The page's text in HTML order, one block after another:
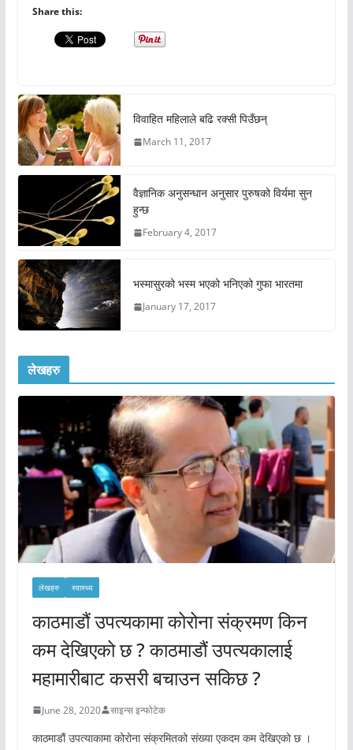
Share this:
विवाहित महिलाले बढि रक्सी पिउँछन्
March 11, 2017
वैज्ञानिक अनुसन्धान अनुसार पुरुषको विर्यमा सुन
हुन्छ
February 4, 2017
भस्मासुरको भस्म भएको भनिएको गुफा भारतमा
January 17, 2017
लेखहरु
लेखहरु स्वास्थ्य
काठमाडौं उपत्यकामा कोरोना संक्रमण किन
कम देखिएको छ ? काठमाडौं उपत्यकालाई
महामारीबाट कसरी बचाउन सकिछ ?
June 28, 2020 साइन्स इन्फोटेक
काठमाडौं उपत्याकामा कोरोना संक्रमितको संख्या एकदम कम देखिएको छ ।